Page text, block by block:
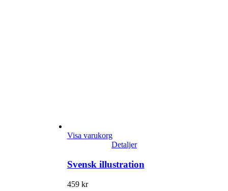
Visa varukorg
Detaljer
Svensk illustration
459 kr